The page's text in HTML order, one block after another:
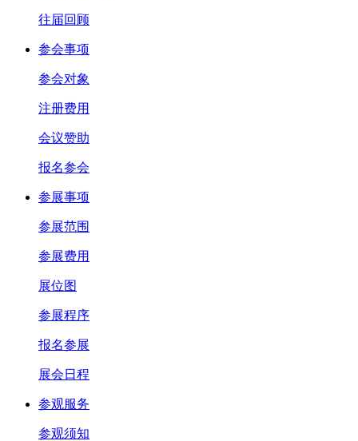
往届回顾
参会事项
参会对象
注册费用
会议赞助
报名参会
参展事项
参展范围
参展费用
展位图
参展程序
报名参展
展会日程
参观服务
参观须知